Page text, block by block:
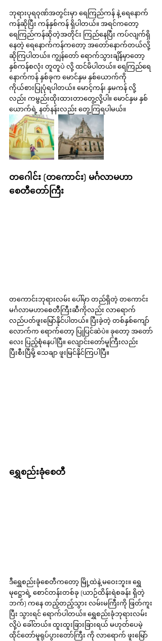
ဘုရားပုရဝုဏ်အတွင်းမှာ ရေကြည်ကန် နဲ့ ရေနောက်
ကန်ဆိုပြီး ကန်နှစ်ကန် ရှိပါတယ်။ အရင်ကတော့
ရေကြည်ကန်ဆိုတဲ့အတိုင်း ကြည်နေပြီး ကပ်လျက်ရှိ
နေတဲ့ ရေနောက်ကန်ကတော့ အတော်နောက်တယ်လို့
ဆိုကြပါတယ်။ ကျွန်တော် ရောက်သွားချိန်မှာတော့
နှစ်ကန်စလုံး တူတူပဲ လို့ ထင်မိပါတယ်။ ရေကြည်ရေ
နောက်ကန် နှစ်ခုက မောင်နှမ နှစ်ယောက်ကို
ကိုယ်စားပြုပုံရပါတယ်။ မောင့်ကန်၊ နှမကန် လို့
လည်း ကမ္ဗည်းထိုးထားတာတွေ့လို့ပါ။ မောင်နှမ နှစ်
ယောက်ရဲ့ နတ်နန်းလည်း တွေ့ကြရပါမယ်။
တဂေါင်း (တကောင်း) မင်္ဂလာမဟာ
စေတီတော်ကြီး
တကောင်းဘုရားလမ်း ပေါ်မှာ တည်ရှိတဲ့ တကောင်း
မင်္ဂလာမဟာစေတီကြီးဆီကိုလည်း လာရောက်
လည်ပတ်ဖူးမြော်နိုင်ပါတယ်။ ပြီးခဲ့တဲ့ တစ်နှစ်ကျော်
လောက်က ရောက်တော့ ပြုပြင်ဆဲပဲ။ ခုတော့ အတော်
လေး ပြည့်စုံနေပါပြီ။ လျောင်းတော်မူကြီးလည်း
ပြီးစီးပြီမို့ သေချာ ဖူးမြင်နိုင်ကြပါပြီ။
ရွှေစည်းခုံစေတီ
ဒီရွှေစည်းခုံစေတီကတော့ မြို့ထဲနဲ့ မဝေးဘူး။ ရွှေ
မုဋ္ဌောရဲ့ စောင်တန်းတစ်ခု (ယာဉ်ထိန်းရဲစခန်း ရှိတဲ့
ဘက်) ကနေ တည့်တည့်သွား လမ်းမကြီးကို ဖြတ်ကူး
ပြီး သွားရင် ရောက်ပါတယ်။ ရွှေစည်းခုံဘုရားလမ်း
လို့ပဲ ခေါ်တယ်။ ထူးထူးခြားခြားရယ် မဟုတ်ပေမဲ့
ထိုင်တော်မူရုပ်ပွားတော်ကြီး ကို လာရောက် ဖူးမြော်